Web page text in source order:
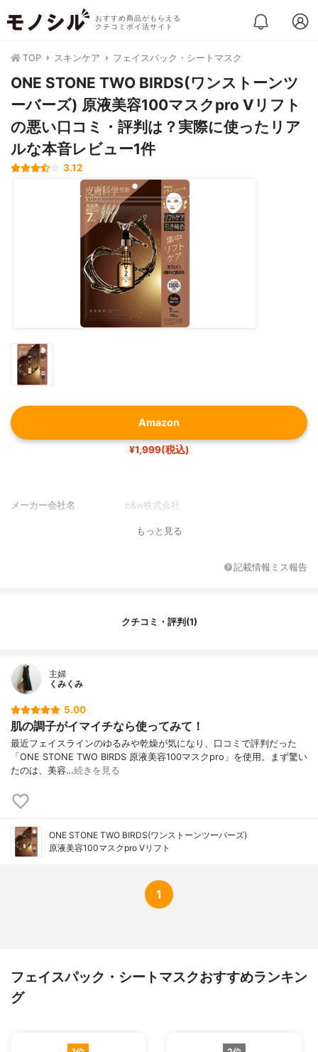
おすすめ商品がもらえる
クチコミポイ活サイト
TOP スキンケア フェイスパック・シートマスク
ONE STONE TWO BIRDS(ワンストーンツ
ーバーズ) 原液美容100マスクpro Vリフト
の悪い口コミ・評判は？実際に使ったリア
ルな本音レビュー1件
3.12
Amazon
¥1,999(税込)
メーカー会社名 b&w株式会社
もっと見る
記載情報ミス報告
クチコミ・評判(1)
主婦
くみくみ
5.00
肌の調子がイマイチなら使ってみて！
最近フェイスラインのゆるみや乾燥が気になり、口コミで評判だった
「ONE STONE TWO BIRDS 原液美容100マスクpro」を使用。まず驚い
たのは、美容…続きを見る
ONE STONE TWO BIRDS(ワンストーンツーバーズ)
原液美容100マスクpro Vリフト
1
フェイスパック・シートマスクおすすめランキン
グ